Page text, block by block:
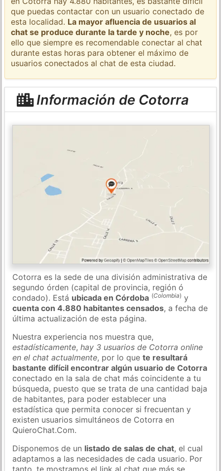
que puedas contactar con un usuario conectado de
esta localidad. La mayor afluencia de usuarios al
chat se produce durante la tarde y noche, es por
ello que siempre es recomendable conectar al chat
durante estas horas para obtener el máximo de
usuarios conectados al chat de esta ciudad.
Información de Cotorra
Cotorra es la sede de una división administrativa de
segundo órden (capital de provincia, región ó
condado). Está ubicada en Córdoba (Colombia) y
cuenta con 4.880 habitantes censados, a fecha de
última actualización de esta página.
Nuestra experiencia nos muestra que,
estadísticamente,hay 3 usuarios de Cotorra online
en el chat actualmente, por lo quete resultará
bastante difícil encontrar algún usuario de Cotorra
conectado en la sala de chat más coincidente a tu
búsqueda, puesto que se trata de una cantidad baja
de habitantes, para poder establecer una
estadística que permita conocer si frecuentan y
existen usuarios simultáneos de Cotorra en
QuieroChat.Com.
Disponemos de un listado de salas de chat, el cual
adaptamos a las necesidades de cada usuario. Por
tanto, te mostramos el link al chat que más se